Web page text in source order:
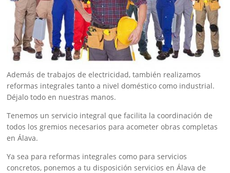
Además de trabajos de electricidad, también realizamos
reformas integrales tanto a nivel doméstico como industrial.
Déjalo todo en nuestras manos.
Tenemos un servicio integral que facilita la coordinación de
todos los gremios necesarios para acometer obras completas
en Álava.
Ya sea para reformas integrales como para servicios
concretos, ponemos a tu disposición servicios en Álava de